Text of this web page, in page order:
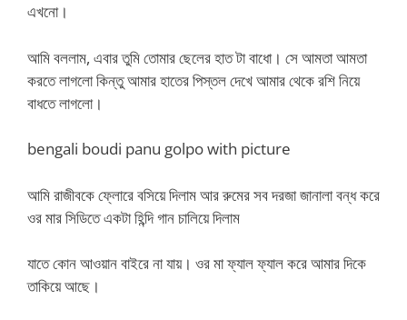
এখনো।
আমি বললাম, এবার তুমি তোমার ছেলের হাত টা বাধো। সে আমতা আমতা
করতে লাগলো কিন্তু আমার হাতের পিস্তল দেখে আমার থেকে রশি নিয়ে
বাধতে লাগলো।
bengali boudi panu golpo with picture
আমি রাজীবকে ফ্লোরে বসিয়ে দিলাম আর রুমের সব দরজা জানালা বন্ধ করে
ওর মার সিডিতে একটা হিন্দি গান চালিয়ে দিলাম
যাতে কোন আওয়ান বাইরে না যায়। ওর মা ফ্যাল ফ্যাল করে আমার দিকে
তাকিয়ে আছে।